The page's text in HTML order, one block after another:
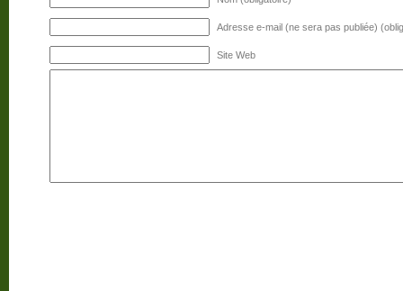
Adresse e-mail (ne sera pas publiée)
Site Web